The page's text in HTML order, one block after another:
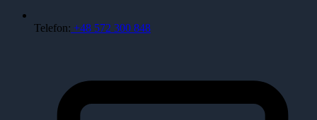
Telefon: +48 572 300 848